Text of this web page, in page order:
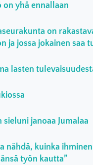
on yhä ennallaan
on
ja jossa jokainen saa
lasten
janoaa Jumalaa
nähdä, kuinka
työn kautta”